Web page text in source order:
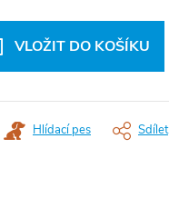
VLOŽIT DO KOŠÍKU
Hlídací pes Sdílet